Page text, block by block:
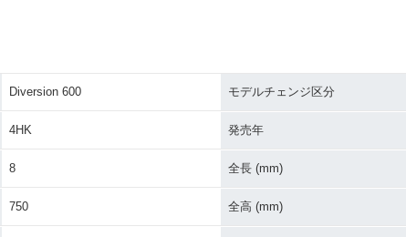
Diversion 600 モデルチェンジ区分
4HK 発売年
8 全長 (mm)
750 全高 (mm)